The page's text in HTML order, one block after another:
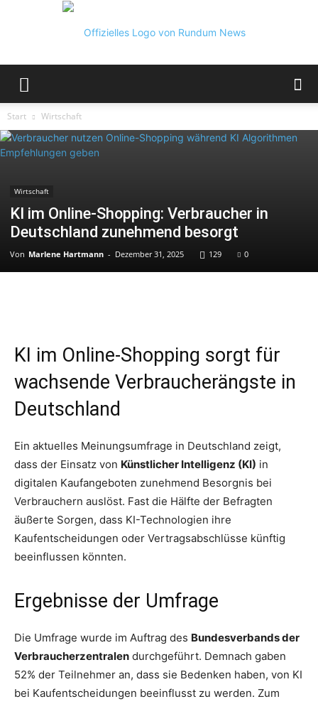
Start Wirtschaft
Wirtschaft
KI im Online-Shopping: Verbraucher in
Deutschland zunehmend besorgt
Von Marlene Hartmann - Dezember 31, 2025 129 0
KI im Online-Shopping sorgt für
wachsende Verbraucherängste in
Deutschland
Ein aktuelles Meinungsumfrage in Deutschland zeigt,
dass der Einsatz von Künstlicher Intelligenz (KI) in
digitalen Kaufangeboten zunehmend Besorgnis bei
Verbrauchern auslöst. Fast die Hälfte der Befragten
äußerte Sorgen, dass KI-Technologien ihre
Kaufentscheidungen oder Vertragsabschlüsse künftig
beeinflussen könnten.
Ergebnisse der Umfrage
Die Umfrage wurde im Auftrag des Bundesverbands der
Verbraucherzentralen durchgeführt. Demnach gaben
52% der Teilnehmer an, dass sie Bedenken haben, von KI
bei Kaufentscheidungen beeinflusst zu werden. Zum